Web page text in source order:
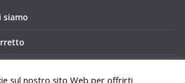
siamo
sul nostro sito Web per offrirti